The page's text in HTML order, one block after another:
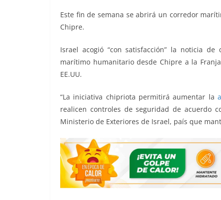
o
o
p g m tir
Este fin de semana se abrirá un corredor
Chipre.
Israel acogió “con satisfacción” la noticia
marítimo humanitario desde Chipre a la
EE.UU.
“La iniciativa chipriota permitirá aumentar la
realicen controles de seguridad de acuerdo
Ministerio de Exteriores de Israel, país que